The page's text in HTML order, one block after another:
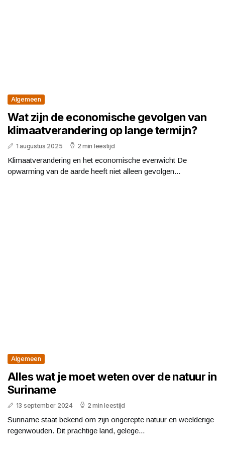
Algemeen
Wat zijn de economische gevolgen van
klimaatverandering op lange termijn?
1 augustus 2025 2 min leestijd
Klimaatverandering en het economische evenwicht De
opwarming van de aarde heeft niet alleen gevolgen...
Algemeen
Alles wat je moet weten over de natuur in
Suriname
13 september 2024 2 min leestijd
Suriname staat bekend om zijn ongerepte natuur en weelderige
regenwouden. Dit prachtige land, gelege...